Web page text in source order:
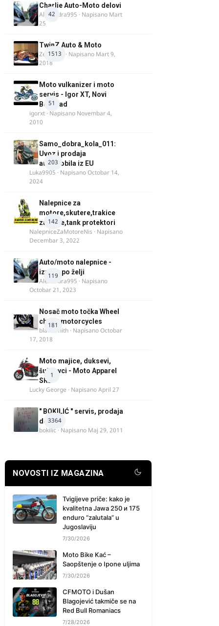
42
Charlie Auto-Moto delovi
Alexandra995 · Napisano Mart
25
1513
TwinZ Auto & Moto
Zeljkamp · Napisano Mart 9,
2018
51
Moto vulkanizer i moto
servis - Igor XT, Novi
Beograd
igorxt · Napisano Novembar 4,
2010
203
Samo_dobra_kola_011:
Uvoz i prodaja
automobila iz EU
Luka9905 · NapisanoOctobar 14,
2024
142
Nalepnice za
motore,skutere,trakice
za felne,tank protektori
NalepniceZaMotoreNis · Napisano
Decembar 3, 2022
119
Auto/moto nalepnice -
izrada po želji
Alexandra995 · Napisano
Octobar 21, 2023
181
Nosač moto točka Wheel
chock motorcycles
blacksmith · NapisanoOctobar
17, 2018
1
Moto majice, duksevi,
šuškavci - Moto Apparel
SRB
Lucky George · NapisanoApril 27
3364
" BOKILIĆ " servis, prodaja
delova
bokilic · Napisano Maj 29, 2011
NOVOSTI IZ MAGAZINA
Tvigijeve priče: kako je
kvalitetna Jawa 250 и 175
enduro “zalutala” u
Jugoslaviju
7/30/2026
Moto Bike Kać –
Saopštenje o Ipone uljima
7/30/2026
CFMOTO i Dušan
Blagojević takmiče se na
Red Bull Romaniacs
7/28/2026